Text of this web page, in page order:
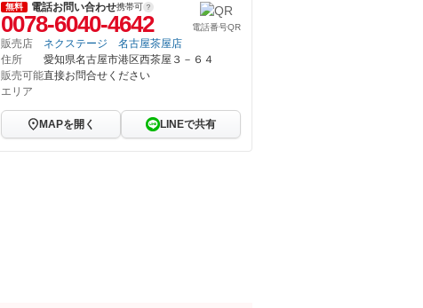
無料 電話お問い合わせ携帯可
0078-6040-4642 電話番号QR
販売店
ネクステージ 名古屋茶屋店
住所
愛知県名古屋市港区西茶屋３－６４
販売可能
エリア
直接お問合せください
MAPを開く LINEで共有